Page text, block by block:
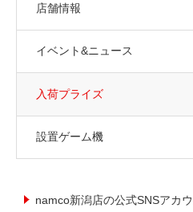
店舗情報
イベント&ニュース
入荷プライズ
設置ゲーム機
namco新潟店の公式SNSアカ